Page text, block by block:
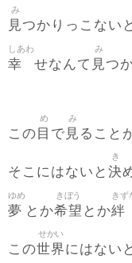
見
み
つかりっこない
幸
しあわ
せなんて 見
み
つ
この 目
め
で 見
み
ること
そこにはないと 決
き
夢
ゆめ
とか希望
きぼう
とか絆
きず
この世界
せかい
にはない